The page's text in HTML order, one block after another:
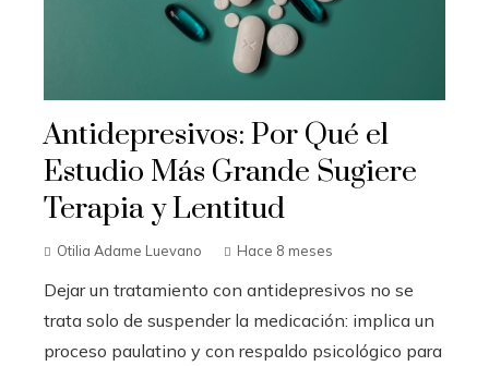
Antidepresivos: Por Qué el
Estudio Más Grande Sugiere
Terapia y Lentitud
Otilia Adame Luevano Hace 8 meses
Dejar un tratamiento con antidepresivos no se
trata solo de suspender la medicación: implica un
proceso paulatino y con respaldo psicológico para